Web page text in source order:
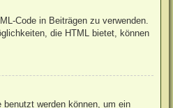
Code in Beiträgen zu verwenden.
die HTML bietet, können
werden können, um ein